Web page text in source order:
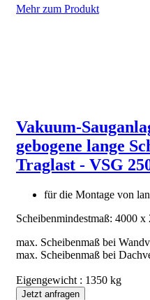
Mehr zum Produkt
Vakuum-
gebogene lange
Traglast - VSG
für die Montage von
Scheibenmindestmaß: 4000 x
max. Scheibenmaß bei
max. Scheibenmaß bei
Eigengewicht : 1350 kg
Jetzt anfragen